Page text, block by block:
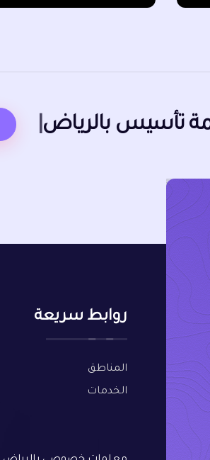
هل تبحث عنمع
روابط سريعة
المناطق
الخدمات